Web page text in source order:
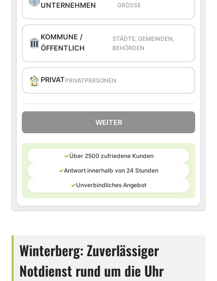
UNTERNEHMEN
GRÖSSE
KOMMUNE /
ÖFFENTLICH
STÄDTE, GEMEINDEN,
BEHÖRDEN
PRIVATPRIVATPERSONEN
WEITER
✓Über 2500 zufriedene Kunden
✓Antwort innerhalb von 24 Stunden
✓Unverbindliches Angebot
Winterberg: Zuverlässiger
Notdienst rund um die Uhr